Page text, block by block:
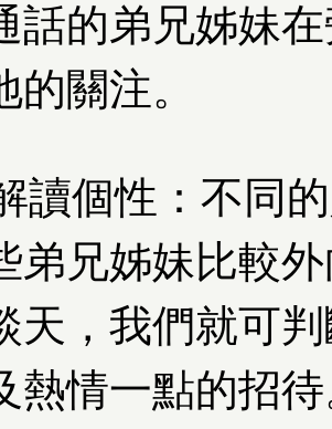
話的弟兄姊妹
的關注。
讀個性： 不同
弟兄姊妹比較
天，我們就可
熱情一點的招